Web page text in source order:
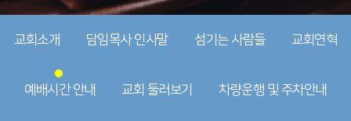
교회소개 담임목사 인사말 섬기는 사람들 교회연혁
예배시간 안내 교회 둘러보기 차량운행 및 주차안내